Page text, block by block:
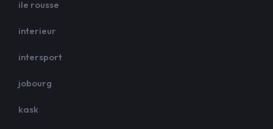
ile rousse
interieur
intersport
jobourg
kask